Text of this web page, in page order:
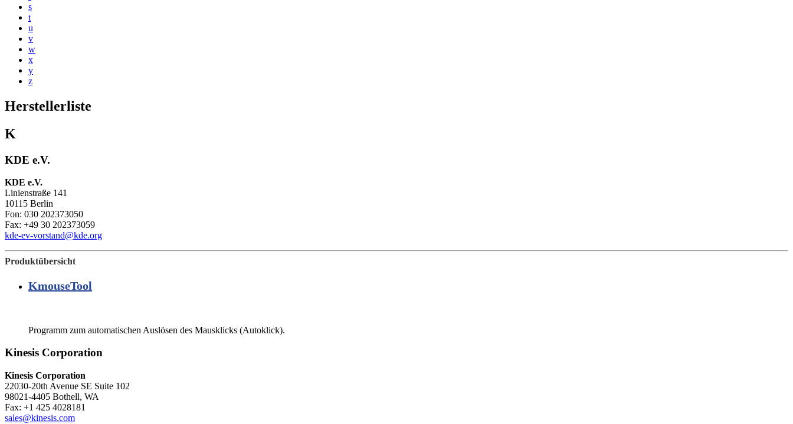
s
t
u
v
w
x
y
z
Herstellerliste
K
KDE e.V.
KDE e.V.
Linienstraße 141
10115 Berlin
Fon: 030 202373050
Fax: +49 30 202373059
kde-ev-vorstand@kde.org
Produktübersicht
KmouseTool
Programm zum automatischen Auslösen des Mausklicks (Autoklick).
Kinesis Corporation
Kinesis Corporation
22030-20th Avenue SE Suite 102
98021-4405 Bothell, WA
Fax: +1 425 4028181
sales@kinesis.com